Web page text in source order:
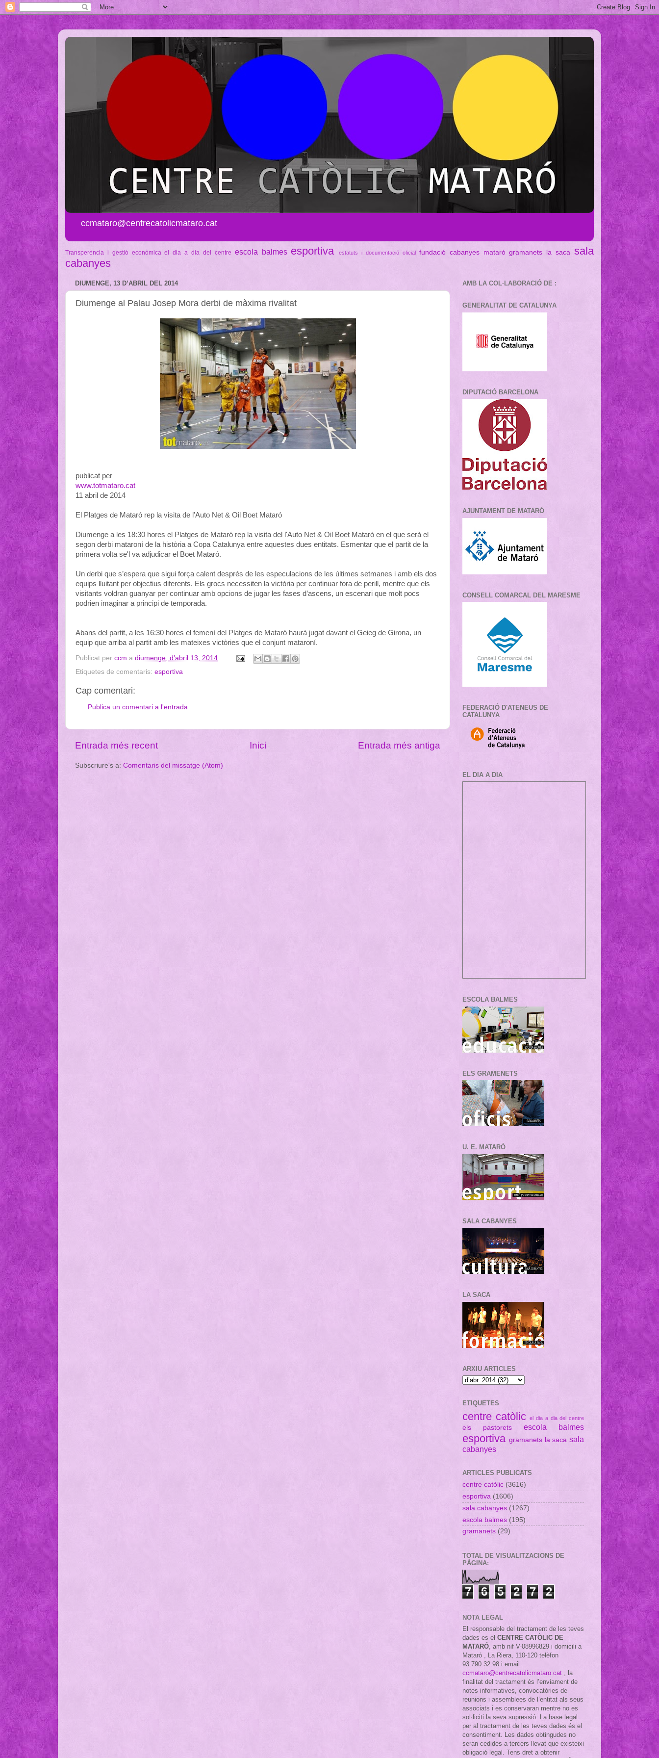
ccmataro@centrecatolicmataro.cat
Transperència i gestió econòmica el dia a dia del centre escola balmes esportiva estatuts i documentació oficial fundació cabanyes mataró gramanets la saca
sala
cabanyes
DIUMENGE, 13 D’ABRIL DEL 2014
Diumenge al Palau Josep Mora derbi de màxima rivalitat
publicat per
www.totmataro.cat
11 abril de 2014
El Platges de Mataró rep la visita de l'Auto Net & Oil Boet Mataró
Diumenge a les 18:30 hores el Platges de Mataró rep la visita del l'Auto Net & Oil Boet Mataró en el que serà el
segon derbi mataroní de la història a Copa Catalunya entre aquestes dues entitats. Esmentar que el partit de la
primera volta se'l va adjudicar el Boet Mataró.
Un derbi que s’espera que sigui força calent després de les especulacions de les últimes setmanes i amb els dos
equips lluitant per objectius diferents. Els grocs necessiten la victòria per continuar fora de perill, mentre que els
visitants voldran guanyar per continuar amb opcions de jugar les fases d’ascens, un escenari que molt pocs
podrien imaginar a principi de temporada.
Abans del partit, a les 16:30 hores el femení del Platges de Mataró haurà jugat davant el Geieg de Girona, un
equip que arriba al partit amb les mateixes victòries que el conjunt mataroní.
Publicat per ccm a diumenge, d’abril 13, 2014
Etiquetes de comentaris: esportiva
Cap comentari:
Publica un comentari a l'entrada
Entrada més recent Entrada més antiga
Inici
Subscriure's a: Comentaris del missatge (Atom)
AMB LA COL·LABORACIÓ DE :
GENERALITAT DE CATALUNYA
DIPUTACIÓ BARCELONA
AJUNTAMENT DE MATARÓ
CONSELL COMARCAL DEL MARESME
FEDERACIÓ D'ATENEUS DE
CATALUNYA
EL DIA A DIA
ESCOLA BALMES
ELS GRAMENETS
U. E. MATARÓ
SALA CABANYES
LA SACA
ARXIU ARTICLES
ETIQUETES
centre catòlic el dia a dia del centre
els pastorets escola balmes
esportiva gramanets la saca sala
cabanyes
ARTICLES PUBLICATS
centre catòlic (3616)
esportiva (1606)
sala cabanyes (1267)
escola balmes (195)
gramanets (29)
TOTAL DE VISUALITZACIONS DE
PÀGINA:
7 6 5 2 7 2
NOTA LEGAL
El responsable del tractament de les teves
dades es el CENTRE CATÒLIC DE
MATARÓ , amb nif V-08996829 i domicili a
Mataró , La Riera, 110-120 telèfon
93.790.32.98 i email
ccmataro@centrecatolicmataro.cat
la
finalitat del tractament és l’enviament de
notes informatives, convocatòries de
reunions i assemblees de l’entitat als seus
associats i es conservaran mentre no es
sol·liciti la seva supressió. La base legal
per al tractament de les teves dades és el
consentiment. Les dades obtingudes no
seran cedides a tercers llevat que existeixi
obligació legal. Tens dret a obtenir